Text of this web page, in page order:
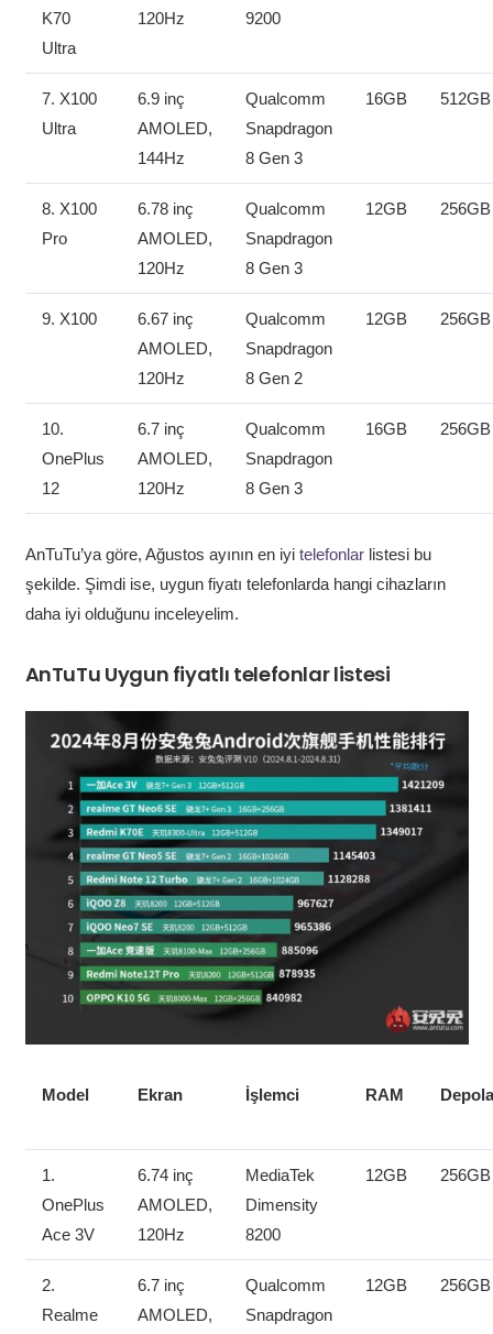
K70
Ultra
120Hz
9200
7. X100
Ultra
6.9 inç
AMOLED,
144Hz
Qualcomm
Snapdragon
8 Gen 3
16GB 512GB
8. X100
Pro
6.78 inç
AMOLED,
120Hz
Qualcomm
Snapdragon
8 Gen 3
12GB 256GB
9. X100
6.67 inç
AMOLED,
120Hz
Qualcomm
Snapdragon
8 Gen 2
12GB 256GB
10.
OnePlus
12
6.7 inç
AMOLED,
120Hz
Qualcomm
Snapdragon
8 Gen 3
16GB 256GB
AnTuTu’ya göre, Ağustos ayının en iyi telefonlarlistesi bu
şekilde. Şimdi ise, uygun fiyatı telefonlarda hangi cihazların
daha iyi olduğunu inceleyelim.
AnTuTu Uygun fiyatlı telefonlar listesi
Model Ekran İşlemci RAM
1.
OnePlus
Ace 3V
6.74 inç
AMOLED,
120Hz
MediaTek
Dimensity
8200
12GB 256GB
2.
Realme
6.7 inç
AMOLED,
Qualcomm
Snapdragon
12GB 256GB